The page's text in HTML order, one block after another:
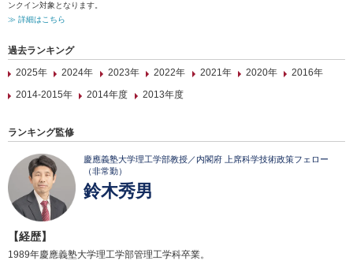
ンクイン対象となります。
≫ 詳細はこちら
過去ランキング
2025年
2024年 2023年 2022年 2021年 2020年
2016年
2014-2015年
2014年度 2013年度
ランキング監修
慶應義塾大学理工学部教授／内閣府 上席科学技術政策フェロー
（非常勤）
鈴木秀男
【経歴】
1989年慶應義塾大学理工学部管理工学科卒業。